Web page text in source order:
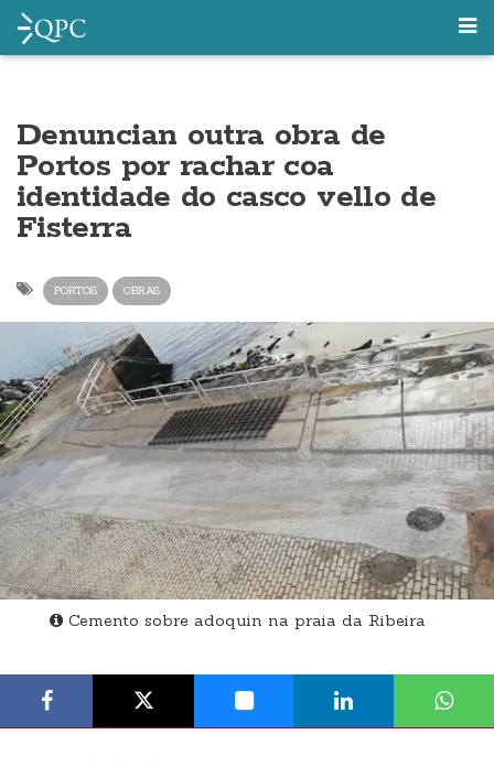
Denuncian outra obra de
Portos por rachar coa
identidade do casco vello de
Fisterra
PORTOS OBRAS
Cemento sobre adoquin na praia da Ribeira